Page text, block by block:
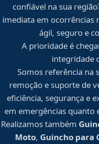
confiável na sua
imediata em ocorrências
ágil, seguro e
A prioridade é
integridade
Somos referência na
remoção e suporte de
eficiência, segurança e
em emergências quanto
Realizamos também
Moto, Guincho para